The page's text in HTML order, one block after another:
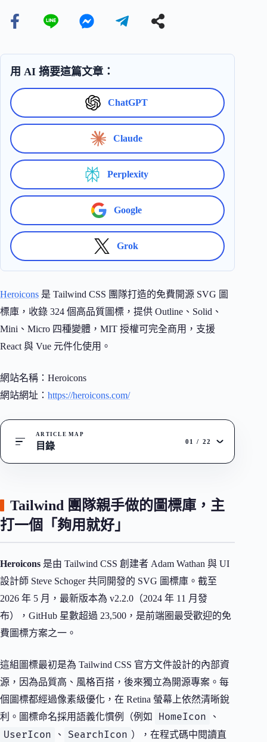
用 AI 摘要這篇文章：
ChatGPT
Claude
Perplexity
Google
Grok
Heroicons 是 Tailwind CSS 團隊打造的免費開源 SVG 圖
標庫，收錄 324 個高品質圖標，提供 Outline、Solid、
Mini、Micro 四種變體，MIT 授權可完全商用，支援
React 與 Vue 元件化使用。
網站名稱：Heroicons
網站網址： https://heroicons.com/
ARTICLE MAP
目錄 01 / 22
Tailwind 團隊親手做的圖標庫，主
打一個「夠用就好」
Heroicons 是由 Tailwind CSS 創建者 Adam Wathan 與 UI
設計師 Steve Schoger 共同開發的 SVG 圖標庫。截至
2026 年 5 月，最新版本為 v2.2.0（2024 年 11 月發
布），GitHub 星數超過 23,500，是前端圈最受歡迎的免
費圖標方案之一。
這組圖標最初是為 Tailwind CSS 官方文件設計的內部資
源，因為品質高、風格百搭，後來獨立為開源專案。每
個圖標都經過像素級優化，在 Retina 螢幕上依然清晰銳
利。圖標命名採用語義化慣例（例如
HomeIcon 、
UserIcon 、 SearchIcon ），在程式碼中閱讀直